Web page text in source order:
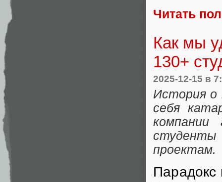
Читать
Как мы
130+
2025-12-15 в
История о
себя
проектам.
Парадокс